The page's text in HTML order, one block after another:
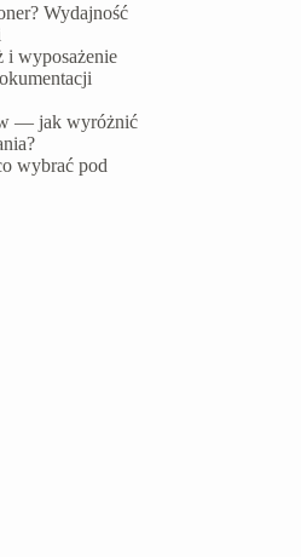
Wydajność
i wyposażenie
— jak wyróżnić
wybrać pod